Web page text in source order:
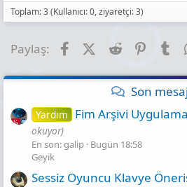
Toplam: 3 (Kullanıcı: 0, ziyaretçi: 3)
Paylaş: FacebookX (Twitter)
Reddit
Son
Yardım Fim Arşivi
okuyor)
En son: galip Bugün 18:58
Geyik
Sessiz Oyuncu Klavye